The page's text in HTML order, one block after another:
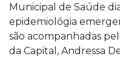
Municipal de Saúde
epidemiológia
são acompanhadas
da Capital, Andressa